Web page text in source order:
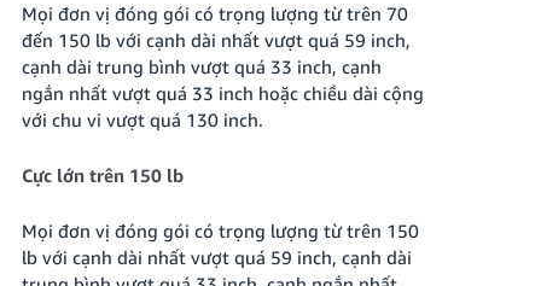
Mọi đơn vị đóng gói có trọng lượng từ trên 70
đến 150 lb với cạnh dài nhất vượt quá 59 inch,
cạnh dài trung bình vượt quá 33 inch, cạnh
ngắn nhất vượt quá 33 inch hoặc chiều dài cộng
với chu vi vượt quá 130 inch.
Cực lớn trên 150 lb
Mọi đơn vị đóng gói có trọng lượng từ trên 150
lb với cạnh dài nhất vượt quá 59 inch, cạnh dài